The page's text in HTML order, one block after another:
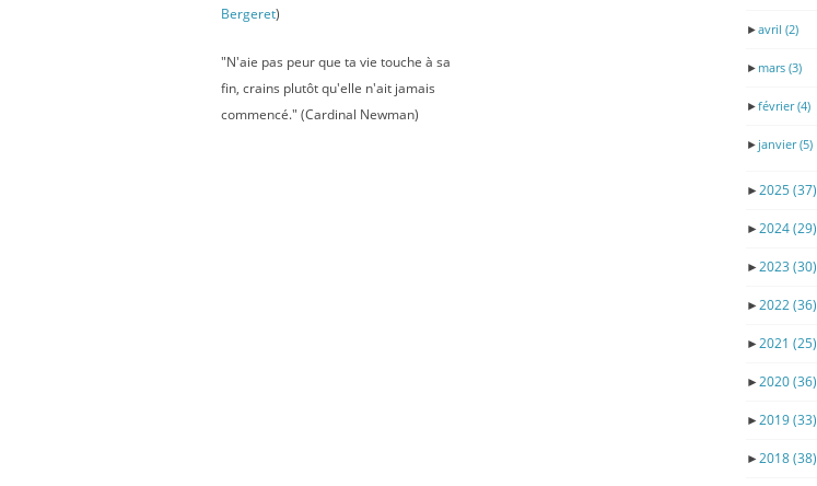
Bergeret)
"N'aie pas peur que ta vie touche à sa
fin, crains plutôt qu'elle n'ait jamais
commencé." (Cardinal Newman)
►avril (2)
► mars (3)
►février(4)
► janvier(5)
►2025(37)
►2024(29)
►2023 (30)
►2022(36)
►2021 (25)
►2020(36)
►2019(33)
►2018(38)